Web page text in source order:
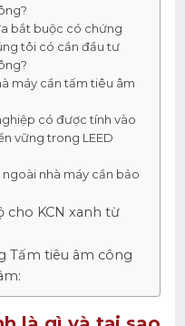
bắt buộc có chứng
tôi có cần đầu tư
máy cần tấm tiêu âm
có được tính vào
vững trong LEED
nhà máy cần bảo
cho KCN xanh từ
Tấm tiêu âm công